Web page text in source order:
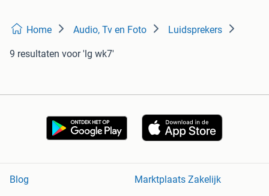
Home Audio, Tv en Foto Luidsprekers
9 resultaten voor 'lg wk7'
Blog
Marktplaats Zakelijk